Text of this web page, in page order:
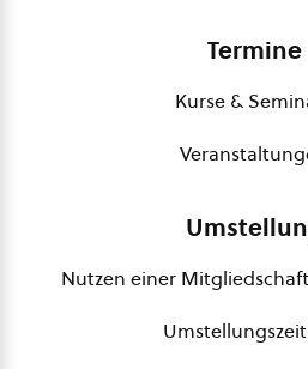
Termine
Kurse &
Nutzen einer